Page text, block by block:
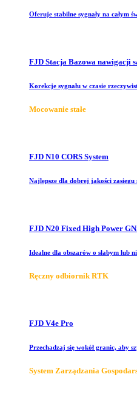
Oferuje stabilne sygnały na całym
FJD Stacja Bazowa nawigacji
Korekcje sygnału w czasie
Mocowanie stałe
FJD N10 CORS System
Najlepsze dla dobrej jakości zasięgu
FJD N20 Fixed High Power
Idealne dla obszarów o słabym lub
Ręczny odbiornik RTK
FJD V4e Pro
Przechadzaj się wokół granic, aby
System Zarządzania